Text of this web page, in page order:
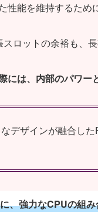
能を維持するため
ロットの余裕も、
は、内部のパワー
デザインが融合し
、強力なCPUの組